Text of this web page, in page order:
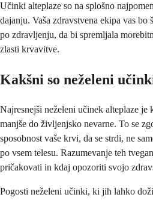
Učinki alteplaze so na splošno
dajanju. Vaša zdravstvena ekipa vas bo
po zdravljenju, da bi spremljala
zlasti krvavitve.
Kakšni so neželeni
Najresnejši neželeni učinek alteplaze
manjše do življenjsko nevarne. To se
sposobnost vaše krvi, da se strdi, ne
po vsem telesu. Razumevanje teh
pričakovati in kdaj opozoriti svojo
Pogosti neželeni učinki, ki jih lahko